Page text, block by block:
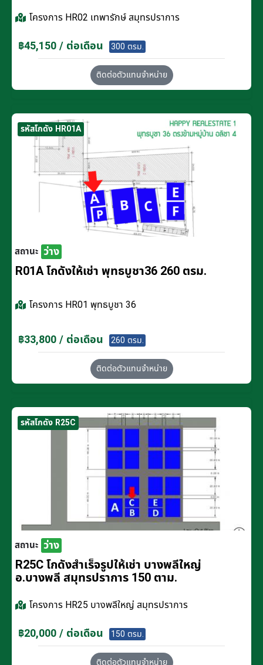
โครงการ HR02 เทพารักษ์ สมุทรปราการ
฿45,150 / ต่อเดือน 300 ตรม.
ติดต่อตัวแทนจำหน่าย
รหัสโกดัง HR01A
สถานะ ว่าง
R01A โกดังให้เช่า พุทธบูชา36 260 ตรม.
โครงการ HR01 พุทธบูชา 36
฿33,800 / ต่อเดือน 260 ตรม.
ติดต่อตัวแทนจำหน่าย
รหัสโกดัง R25C
สถานะ ว่าง
R25C โกดังสำเร็จรูปให้เช่า บางพลีใหญ่
อ.บางพลี สมุทรปราการ 150 ตาม.
โครงการ HR25 บางพลีใหญ่ สมุทรปราการ
฿20,000 / ต่อเดือน 150 ตรม.